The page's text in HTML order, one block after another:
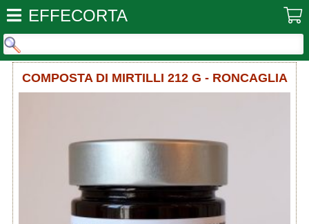
EFFECORTA
COMPOSTA DI MIRTILLI 212 G - RONCAGLIA